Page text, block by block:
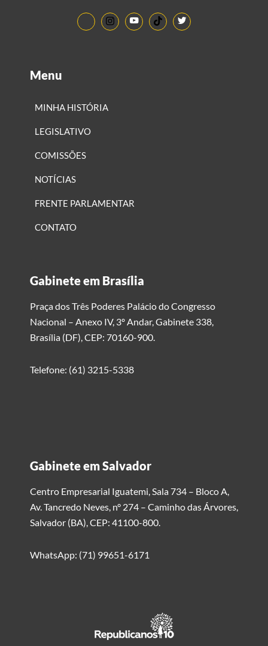
Menu
MINHA HISTÓRIA
LEGISLATIVO
COMISSÕES
NOTÍCIAS
FRENTE PARLAMENTAR
CONTATO
Gabinete em Brasília
Praça dos Três Poderes Palácio do Congresso
Nacional – Anexo IV, 3º Andar, Gabinete 338,
Brasília (DF), CEP: 70160-900.
Telefone: (61) 3215-5338
Gabinete em Salvador
Centro Empresarial Iguatemi, Sala 734 – Bloco A,
Av. Tancredo Neves, n° 274 – Caminho das Árvores,
Salvador (BA), CEP: 41100-800.
WhatsApp: (71) 99651-6171